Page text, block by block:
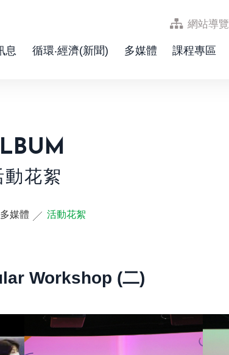
網站導覽
息 循環‧經濟(新聞) 多媒體 課程專區
動花絮
多媒體 活動花絮
Workshop (二)